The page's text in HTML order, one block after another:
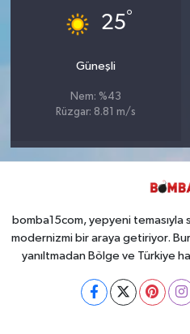
25°
Güneşli
Nem: %43
Rüzgar: 8.81 m/s
bomba15com, yepyeni
modernizmi bir araya getiriyor.
yanıltmadan Bölge ve Türkiye